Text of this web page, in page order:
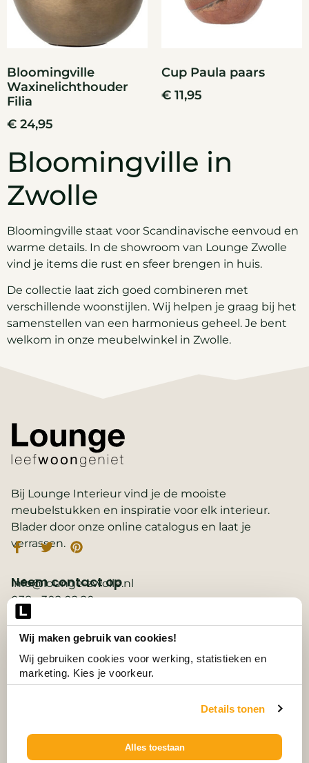
Wij maken gebruik van cookies!
Wij gebruiken cookies voor werking, statistieken en
marketing. Kies je voorkeur.
Details tonen
Alles toestaan
Bloomingville
Waxinelichthouder
Filia
€ 24,95
Cup Paula paars
€ 11,95
Bloomingville in
Zwolle
Bloomingville staat voor Scandinavische eenvoud en
warme details. In de showroom van Lounge Zwolle
vind je items die rust en sfeer brengen in huis.
De collectie laat zich goed combineren met
verschillende woonstijlen. Wij helpen je graag bij het
samenstellen van een harmonieus geheel. Je bent
welkom in onze meubelwinkel in Zwolle.
Bij Lounge Interieur vind je de mooiste
meubelstukken en inspiratie voor elk interieur.
Blader door onze online catalogus en laat je
verrassen.
Belangrijke links
2D ontwerp
3D ontwerp
Collectie
Neem contact op
info@lounge-zwolle.nl
038 - 302 02 20
Anthony Fokkerstraat 3, 8013 NS Zwolle